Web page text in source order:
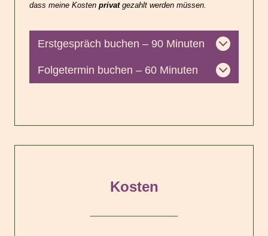
dass meine Kosten privatgezahlt werden müssen.
Erstgespräch buchen – 90 Minuten
Folgetermin buchen – 60 Minuten
Kosten